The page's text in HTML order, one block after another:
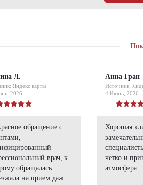
Л.
Яндекс карты
2026
обращение с
врач, к
обращалась.
на прием даж...
Анна Гран
Источник:
4 Июнь, 2026
Хорошая
четко и
атмосфера.